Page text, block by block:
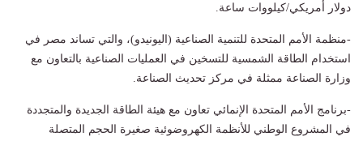
دولار أمريكي/كيلووات ساعة.
-منظمة الأمم المتحدة للتنمية الصناعية (اليونيدو)، والتي تساند مصر في
استخدام الطاقة الشمسية للتسخين في العمليات الصناعية بالتعاون مع
وزارة الصناعة ممثلة في مركز تحديث الصناعة.
-برنامج الأمم المتحدة الإنمائي تعاون مع هيئة الطاقة الجديدة والمتجددة
في المشروع الوطني للأنظمة الكهروضوئية صغيرة الحجم المتصلة